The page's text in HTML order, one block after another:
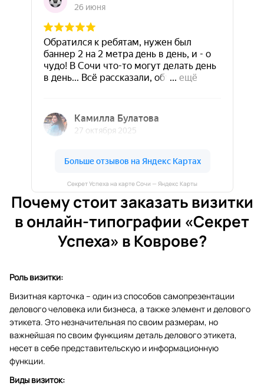
Секрет Успеха на карте Сочи — Яндекс Карты
Почему стоит заказать визитки
в онлайн-типографии «Секрет
Успеха» в Коврове?
Роль визитки:
Визитная карточка – один из способов самопрезентации
делового человека или бизнеса, а также элемент и делового
этикета. Это незначительная по своим размерам, но
важнейшая по своим функциям деталь делового этикета,
несет в себе представительскую и информационную
функции.
Виды визиток: